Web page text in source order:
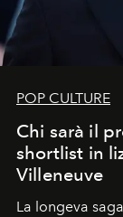
POP CULTURE
Chi sarà il
shortlist in
Villeneuve
La longeva